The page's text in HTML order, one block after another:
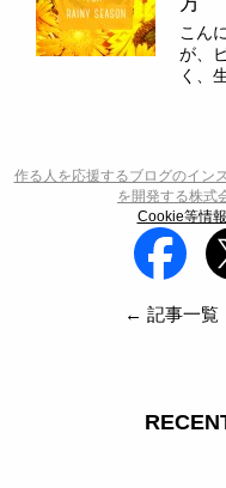
こん
が、
く、
作る人を応援するブログのイン
を開発する株式
Cookie等情
← 記事一覧